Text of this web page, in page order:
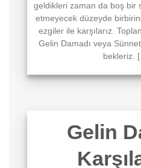
geldikleri zaman da boş bir
etmeyecek düzeyde
ezgiler ile karşılarız.
Gelin Damadı veya
bekleriz.
Gelin